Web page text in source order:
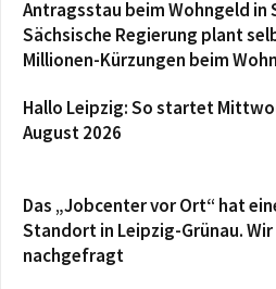
Antragsstau beim Wohngeld in
Sächsische Regierung plant
Millionen-Kürzungen beim
Hallo Leipzig: So startet
August 2026
Das „Jobcenter vor Ort“ hat
Standort in Leipzig-Grünau. Wir
nachgefragt